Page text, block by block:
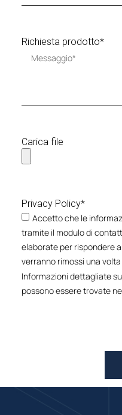
Richiesta prodotto*
Carica file
Privacy Policy*
Accetto che le
tramite il modulo di
elaborate per rispondere
verranno rimossi una
Informazioni dettagliate
possono essere trovate